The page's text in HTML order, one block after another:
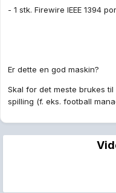
- 1 stk. Firewire IEEE 1394
Er dette en god maskin?
Skal for det meste brukes
spilling (f. eks. football